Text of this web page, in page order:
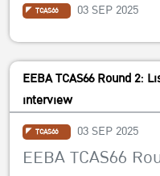
TCAS66 03 SEP 2025
EEBA TCAS66 Round 2:
interview
TCAS66 03 SEP 2025
EEBA TCAS66